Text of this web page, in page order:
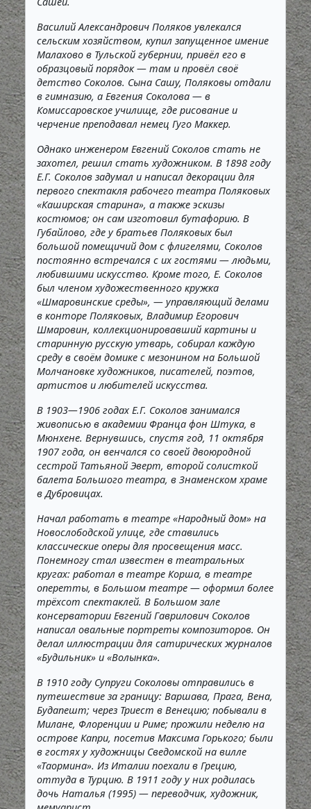
Василий Александрович Поляков увлекался
сельским хозяйством, купил запущенное имение
Малахово в Тульской губернии, привёл его в
образцовый порядок — там и провёл своё
детство Соколов. Сына Сашу, Поляковы отдали
в гимназию, а Евгения Соколова — в
Комиссаровское училище, где рисование и
черчение преподавал немец Гуго Маккер.
Однако инженером Евгений Соколов стать не
захотел, решил стать художником. В 1898 году
Е.Г. Соколов задумал и написал декорации для
первого спектакля рабочего театра Поляковых
«Каширская старина», а также эскизы
костюмов; он сам изготовил бутафорию. В
Губайлово, где у братьев Поляковых был
большой помещичий дом с флигелями, Соколов
постоянно встречался с их гостями — людьми,
любившими искусство. Кроме того, Е. Соколов
был членом художественного кружка
«Шмаровинские среды», — управляющий делами
в конторе Поляковых, Владимир Егорович
Шмаровин, коллекционировавший картины и
старинную русскую утварь, собирал каждую
среду в своём домике с мезонином на Большой
Молчановке художников, писателей, поэтов,
артистов и любителей искусства.
В 1903—1906 годах Е.Г. Соколов занимался
живописью в академии Франца фон Штука, в
Мюнхене. Вернувшись, спустя год, 11 октября
1907 года, он венчался со своей двоюродной
сестрой Татьяной Эверт, второй солисткой
балета Большого театра, в Знаменском храме
в Дубровицах.
Начал работать в театре «Народный дом» на
Новослободской улице, где ставились
классические оперы для просвещения масс.
Понемногу стал известен в театральных
кругах: работал в театре Корша, в театре
оперетты, в Большом театре — оформил более
трёхсот спектаклей. В Большом зале
консерватории Евгений Гаврилович Соколов
написал овальные портреты композиторов. Он
делал иллюстрации для сатирических журналов
«Будильник» и «Волынка».
В 1910 году Супруги Соколовы отправились в
путешествие за границу: Варшава, Прага, Вена,
Будапешт; через Триест в Венецию; побывали в
Милане, Флоренции и Риме; прожили неделю на
острове Капри, посетив Максима Горького; были
в гостях у художницы Сведомской на вилле
«Таормина». Из Италии поехали в Грецию,
оттуда в Турцию. В 1911 году у них родилась
дочь Наталья (1995) — переводчик, художник,